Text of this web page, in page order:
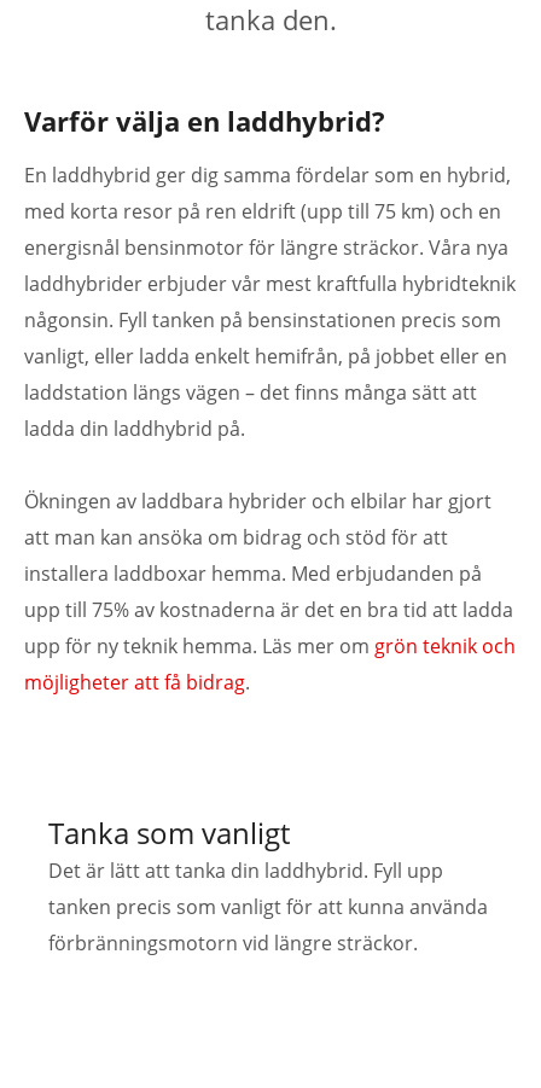
tanka den.
Varför välja en laddhybrid?
En laddhybrid ger dig samma fördelar som en hybrid,
med korta resor på ren eldrift (upp till 75 km) och en
energisnål bensinmotor för längre sträckor. Våra nya
laddhybrider erbjuder vår mest kraftfulla hybridteknik
någonsin. Fyll tanken på bensinstationen precis som
vanligt, eller ladda enkelt hemifrån, på jobbet eller en
laddstation längs vägen – det finns många sätt att
ladda din laddhybrid på.
Ökningen av laddbara hybrider och elbilar har gjort
att man kan ansöka om bidrag och stöd för att
installera laddboxar hemma. Med erbjudanden på
upp till 75% av kostnaderna är det en bra tid att ladda
upp för ny teknik hemma. Läs mer om grön teknik och
möjligheter att få bidrag.
Tanka som vanligt
Det är lätt att tanka din laddhybrid. Fyll upp
tanken precis som vanligt för att kunna använda
förbränningsmotorn vid längre sträckor.